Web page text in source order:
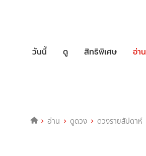
วันนี้ ดู สิทธิพิเศษ อ่าน
อ่าน ดูดวง ดวงรายสัปดาห์